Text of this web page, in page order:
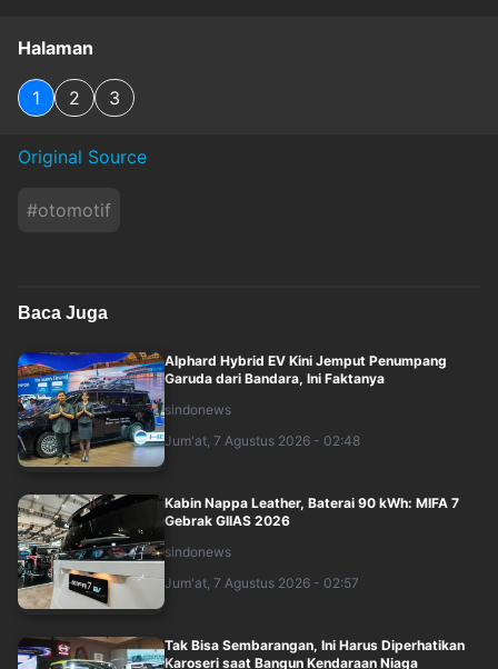
Halaman
1 2 3
Original Source
#otomotif
Baca Juga
Alphard Hybrid EV Kini Jemput Penumpang
Garuda dari Bandara, Ini Faktanya
sindonews
Jum'at, 7 Agustus 2026 - 02:48
Kabin Nappa Leather, Baterai 90 kWh: MIFA 7
Gebrak GIIAS 2026
sindonews
Jum'at, 7 Agustus 2026 - 02:57
Tak Bisa Sembarangan, Ini Harus Diperhatikan
Karoseri saat Bangun Kendaraan Niaga